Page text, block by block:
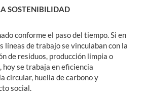
SOSTENIBILIDAD
conforme el paso del tiempo. Si en
líneas de trabajo se vinculaban con la
de residuos, producción limpia o
se trabaja en eficiencia
circular, huella de carbono y
social.